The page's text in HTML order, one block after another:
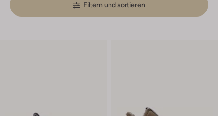
Filtern und sortieren